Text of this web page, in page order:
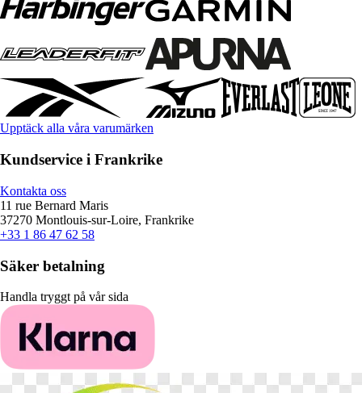
Upptäck alla våra varumärken
Kundservice i Frankrike
Kontakta oss
11 rue Bernard Maris
37270 Montlouis-sur-Loire, Frankrike
+33 1 86 47 62 58
Säker betalning
Handla tryggt på vår sida